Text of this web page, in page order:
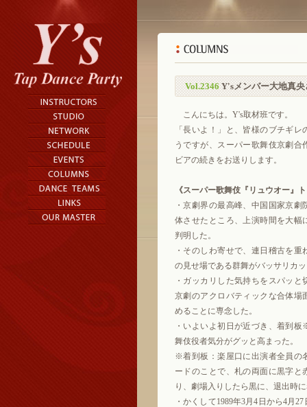
Vol.2346Y'sメンバー大地真央
こんにちは。Y's取材班です。
「長いよ！」と、皆様のブチギ
うですが、スーパー歌舞伎京劇合
ビアの続きをお送りします。
《スーパー歌舞伎『リュウオー』
・京劇界の最高峰、中国国家京劇
体させたところ、上演時間を大幅
判明した。
・そのしわ寄せで、連日稽古を重
の見せ場である群舞がバッサリカ
・ガッカリした気持ちをスパッと
京劇のアクロバティックな合体場
めることに専念した。
・いよいよ初日が近づき、着到
舞伎役者気分がグッと高まった。
※着到板：楽屋口に出演者全員の
ードのことで、札の両面に黒字と
り、劇場入りしたら黒に、退出時
・かくして1989年3月4日から4月